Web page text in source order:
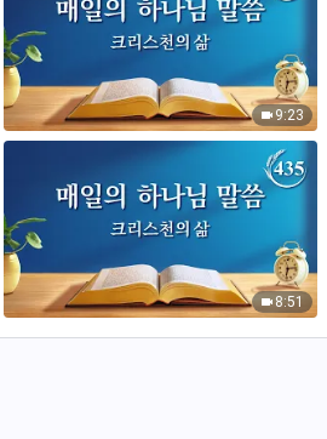
9:23
8:51